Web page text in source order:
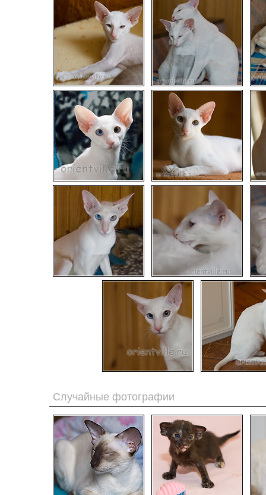
Случайные фотографии